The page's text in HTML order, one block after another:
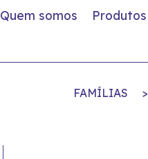
Quem somos Produtos
FAMÍLIAS >